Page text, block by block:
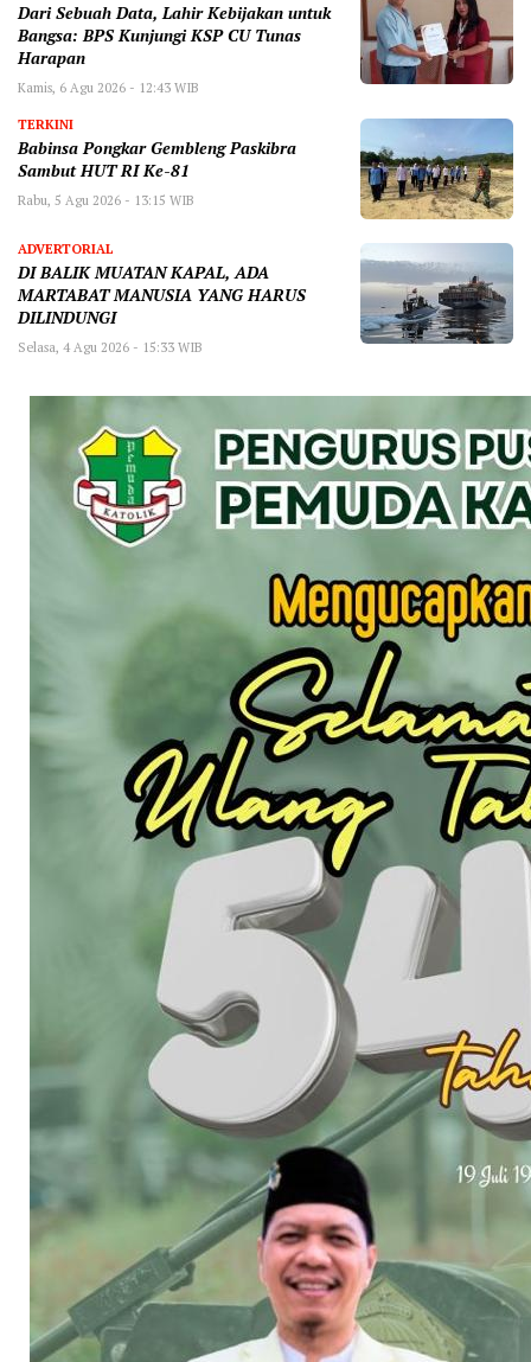
Dari Sebuah Data, Lahir Kebijakan untuk
Bangsa: BPS Kunjungi KSP CU Tunas
Harapan
Kamis, 6 Agu 2026 - 12:43 WIB
TERKINI
Babinsa Pongkar Gembleng Paskibra
Sambut HUT RI Ke-81
Rabu, 5 Agu 2026 - 13:15 WIB
ADVERTORIAL
DI BALIK MUATAN KAPAL, ADA
MARTABAT MANUSIA YANG HARUS
DILINDUNGI
Selasa, 4 Agu 2026 - 15:33 WIB